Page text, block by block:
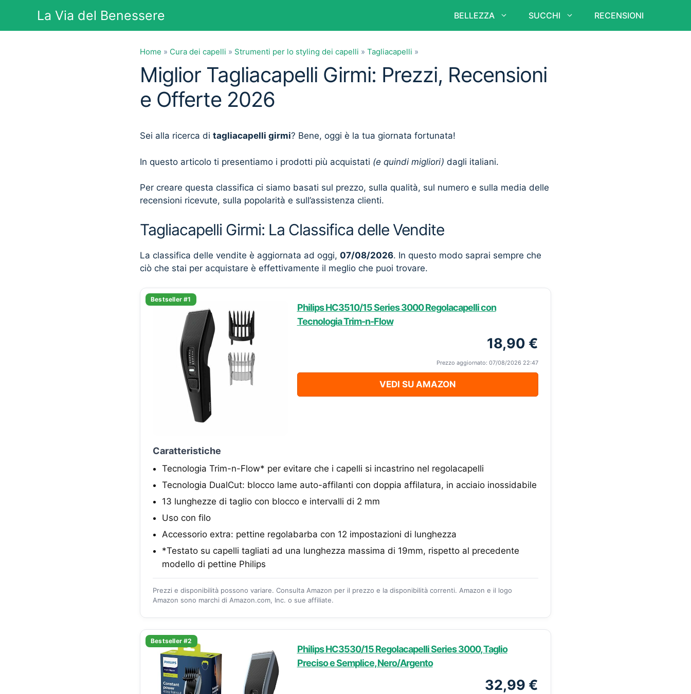
contenuto
La Via del Benessere BELLEZZA SUCCHI RECENSIONI
Home » Cura dei capelli » Strumenti per lo styling dei capelli » Tagliacapelli »
Miglior Tagliacapelli Girmi: Prezzi, Recensioni
e Offerte 2026
Sei alla ricerca di tagliacapelli girmi? Bene, oggi è la tua giornata fortunata!
In questo articolo ti presentiamo i prodotti più acquistati (e quindi migliori) dagli italiani.
Per creare questa classifica ci siamo basati sul prezzo, sulla qualità, sul numero e sulla media delle
recensioni ricevute, sulla popolarità e sull’assistenza clienti.
Tagliacapelli Girmi: La Classifica delle Vendite
La classifica delle vendite è aggiornata ad oggi, 07/08/2026. In questo modo saprai sempre che
ciò che stai per acquistare è effettivamente il meglio che puoi trovare.
Bestseller #1
Philips HC3510/15 Series 3000 Regolacapelli con
Tecnologia Trim-n-Flow
18,90 €
Prezzo aggiornato: 07/08/2026 22:47
VEDI SU AMAZON
Caratteristiche
Tecnologia Trim-n-Flow* per evitare che i capelli si incastrino nel regolacapelli
Tecnologia DualCut: blocco lame auto-affilanti con doppia affilatura, in acciaio inossidabile
13 lunghezze di taglio con blocco e intervalli di 2 mm
Uso con filo
Accessorio extra: pettine regolabarba con 12 impostazioni di lunghezza
*Testato su capelli tagliati ad una lunghezza massima di 19mm, rispetto al precedente
modello di pettine Philips
Prezzi e disponibilità possono variare. Consulta Amazon per il prezzo e la disponibilità correnti. Amazon e il logo
Amazon sono marchi di Amazon.com, Inc. o sue affiliate.
Bestseller #2
Philips HC3530/15 Regolacapelli Series 3000, Taglio
Preciso e Semplice, Nero/Argento
32,99 €